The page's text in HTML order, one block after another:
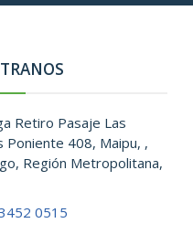
Retiro Pasaje Las
Poniente 408, Maipu, ,
Región Metropolitana,
0515